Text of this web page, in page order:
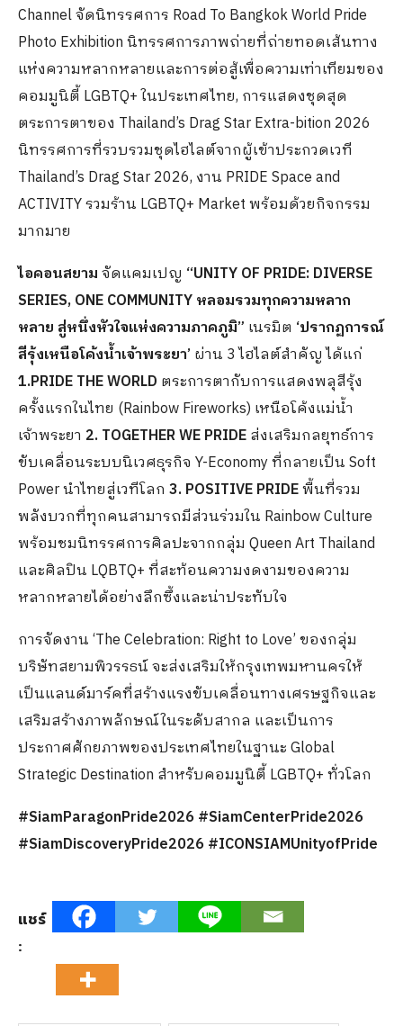
Channel จัดนิทรรศการ Road To Bangkok World Pride
Photo Exhibition นิทรรศการภาพถ่ายที่ถ่ายทอดเส้นทาง
แห่งความหลากหลายและการต่อสู้เพื่อความเท่าเทียมของ
คอมมูนิตี้ LGBTQ+ ในประเทศไทย, การแสดงชุดสุด
ตระการตาของ Thailand’s Drag Star Extra-bition 2026
นิทรรศการที่รวบรวมชุดไฮไลต์จากผู้เข้าประกวดเวที
Thailand’s Drag Star 2026, งาน PRIDE Space and
ACTIVITY รวมร้าน LGBTQ+ Market พร้อมด้วยกิจกรรม
มากมาย
ไอคอนสยามจัดแคมเปญ “UNITY OF PRIDE: DIVERSE
SERIES, ONE COMMUNITY หลอมรวมทุกความหลาก
หลาย สู่หนึ่งหัวใจแห่งความภาคภูมิ” เนรมิต ‘ปรากฏการณ์
สีรุ้งเหนือโค้งน้ำเจ้าพระยา’ ผ่าน 3 ไฮไลต์สำคัญ ได้แก่
1.PRIDE THE WORLD ตระการตากับการแสดงพลุสีรุ้ง
ครั้งแรกในไทย (Rainbow Fireworks) เหนือโค้งแม่น้ำ
เจ้าพระยา 2. TOGETHER WE PRIDEส่งเสริมกลยุทธ์การ
ขับเคลื่อนระบบนิเวศธุรกิจ Y-Economy ที่กลายเป็น Soft
Power นำไทยสู่เวทีโลก 3. POSITIVE PRIDEพื้นที่รวม
พลังบวกที่ทุกคนสามารถมีส่วนร่วมใน Rainbow Culture
พร้อมชมนิทรรศการศิลปะจากกลุ่ม Queen Art Thailand
และศิลปิน LQBTQ+ ที่สะท้อนความงดงามของความ
หลากหลายได้อย่างลึกซึ้งและน่าประทับใจ
การจัดงาน ‘The Celebration: Right to Love’ ของกลุ่ม
บริษัทสยามพิวรรธน์ จะส่งเสริมให้กรุงเทพมหานครให้
เป็นแลนด์มาร์คที่สร้างแรงขับเคลื่อนทางเศรษฐกิจและ
เสริมสร้างภาพลักษณ์ในระดับสากล และเป็นการ
ประกาศศักยภาพของประเทศไทยในฐานะ Global
Strategic Destination สำหรับคอมมูนิตี้ LGBTQ+ ทั่วโลก
#SiamParagonPride2026 #SiamCenterPride2026
#SiamDiscoveryPride2026 #ICONSIAMUnityofPride
แชร์
: